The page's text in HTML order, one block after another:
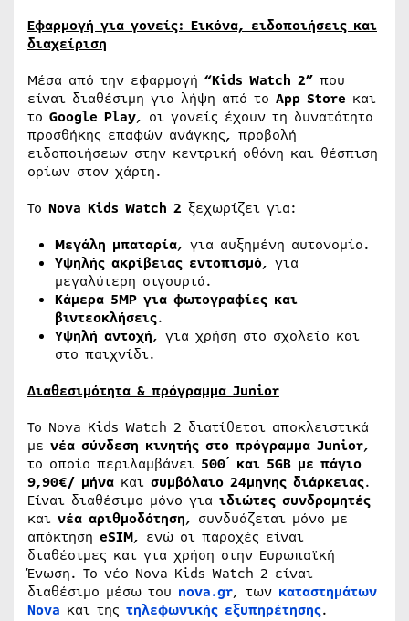
Εφαρμογή για γονείς: Εικόνα, ειδοποιήσεις και
διαχείριση
Μέσα από την εφαρμογή “Kids Watch 2” που
είναι διαθέσιμη για λήψη από το App Store και
το Google Play, οι γονείς έχουν τη δυνατότητα
προσθήκης επαφών ανάγκης, προβολή
ειδοποιήσεων στην κεντρική οθόνη και θέσπιση
ορίων στον χάρτη.
Το Nova Kids Watch 2 ξεχωρίζει για:
Μεγάλη μπαταρία, για αυξημένη αυτονομία.
Υψηλής ακρίβειας εντοπισμό, για
μεγαλύτερη σιγουριά.
Κάμερα 5MP για φωτογραφίες και
βιντεοκλήσεις.
Υψηλή αντοχή, για χρήση στο σχολείο και
στο παιχνίδι.
Διαθεσιμότητα & πρόγραμμα Junior
Το Nova Kids Watch 2 διατίθεται αποκλειστικά
με νέα σύνδεση κινητής στο πρόγραμμα Junior,
το οποίο περιλαμβάνει 500΄ και 5GB με πάγιο
9,90€/ μήνα και συμβόλαιο 24μηνης διάρκειας.
Είναι διαθέσιμο μόνο για ιδιώτες συνδρομητές
και νέα αριθμοδότηση, συνδυάζεται μόνο με
απόκτηση eSIM, ενώ οι παροχές είναι
διαθέσιμες και για χρήση στην Ευρωπαϊκή
Ένωση. Το νέο Nova Kids Watch 2 είναι
διαθέσιμο μέσω του nova.gr, των καταστημάτων
Nova και της τηλεφωνικής εξυπηρέτησης.